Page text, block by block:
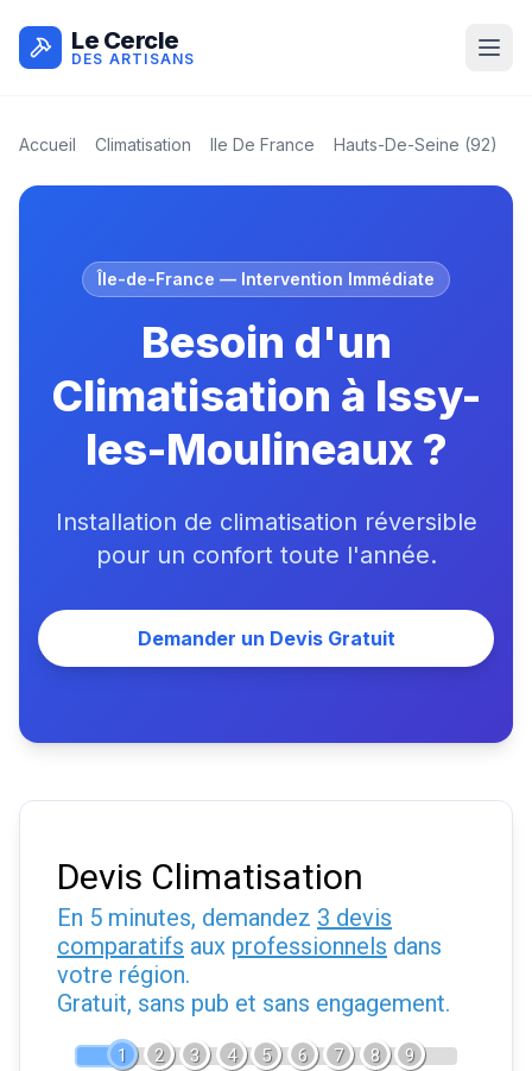
Le Cercle
DES ARTISANS
Accueil Climatisation Ile De France Hauts-De-Seine (92)
Île-de-France — Intervention Immédiate
Besoin d'un
Climatisation à Issy-
les-Moulineaux ?
Installation de climatisation réversible
pour un confort toute l'année.
Demander un Devis Gratuit
Devis Climatisation
En 5 minutes, demandez 3 devis
comparatifs aux professionnels dans
votre région.
Gratuit, sans pub et sans engagement.
1 2 3 4 5 6 7 8 9